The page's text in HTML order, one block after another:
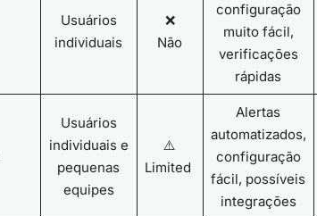
Usuários
individuais
❌
Não
configuração
muito fácil,
verificações
rápidas
Usuários
individuais e
pequenas
equipes
⚠️
Limited
Alertas
automatizados,
configuração
fácil, possíveis
integrações